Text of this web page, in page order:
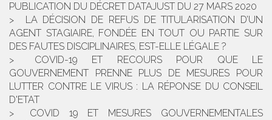
PUBLICATION DU DÉCRET DATAJUST DU 27 MARS 2020
LA DÉCISION DE REFUS DE TITULARISATION D’UN
AGENT STAGIAIRE, FONDÉE EN TOUT OU PARTIE SUR
DES FAUTES DISCIPLINAIRES, EST-ELLE LÉGALE ?
COVID-19 ET RECOURS POUR QUE LE
GOUVERNEMENT PRENNE PLUS DE MESURES POUR
LUTTER CONTRE LE VIRUS : LA RÉPONSE DU CONSEIL
D'ETAT
COVID 19 ET MESURES GOUVERNEMENTALES